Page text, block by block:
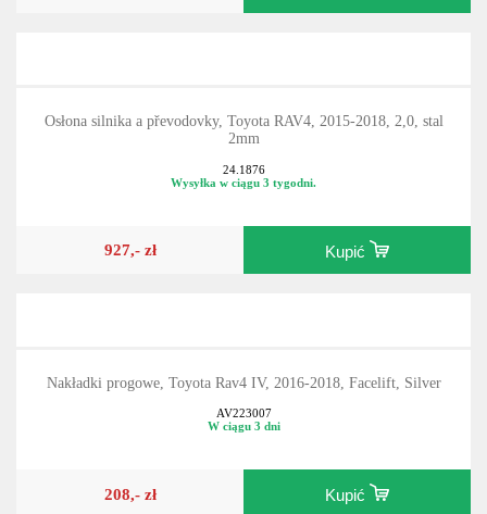
Osłona silnika a převodovky, Toyota RAV4, 2015-2018, 2,0, stal
2mm
24.1876
Wysyłka w ciągu 3 tygodni.
927,- zł Kupić
Nakładki progowe, Toyota Rav4 IV, 2016-2018, Facelift, Silver
AV223007
W ciągu 3 dni
208,- zł Kupić